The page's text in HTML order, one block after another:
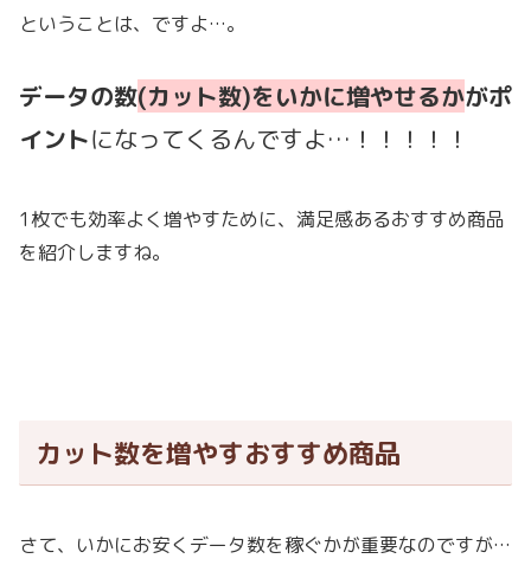
ということは、ですよ…。
データの数(カット数)をいかに増やせるかがポ
イントになってくるんですよ…！！！！！
1枚でも効率よく増やすために、満足感あるおすすめ商品
を紹介しますね。
カット数を増やすおすすめ商品
さて、いかにお安くデータ数を稼ぐかが重要なのですが…